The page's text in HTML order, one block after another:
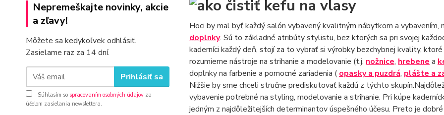
Nepremeškajte novinky, akcie
a zľavy!
Môžete sa kedykoľvek odhlásiť.
Zasielame raz za 14 dní.
Prihlásiť sa
Súhlasím so spracovaním osobných údajov za
účelom zasielania newslettera.
Hoci by mal byť každý salón vybavený kvalitným nábytkom a
doplnky. Sú to základné atribúty stylistu, bez ktorých sa pri svojej
kaderníci každý deň, stojí za to vybrať si výrobky bezchybnej kvality,
rozumieme nástroje na strihanie a modelovanie (t.j. nožnice, hrebene a
doplnky na farbenie a pomocné zariadenia ( opasky a puzdrá, plášte a
Nižšie by sme chceli stručne prediskutovať každú z týchto
vybavenie potrebné na styling, modelovanie a strihanie. Pri kúpe
jedným z najdôležitejších determinantov úspešného účesu. Preto je